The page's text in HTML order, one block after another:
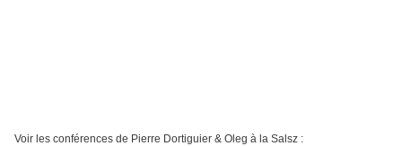
Voir les conférences de Pierre Dortiguier & Oleg à la Salsz :